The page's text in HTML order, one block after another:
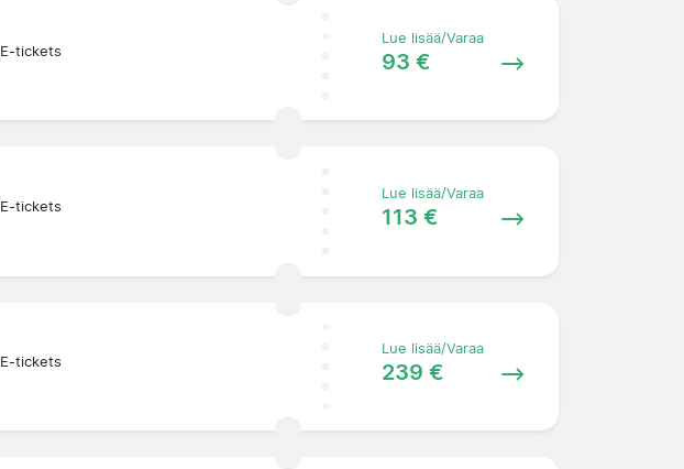
E-tickets
Lue lisää/Varaa
93 €
E-tickets
Lue lisää/Varaa
113 €
E-tickets
Lue lisää/Varaa
239 €